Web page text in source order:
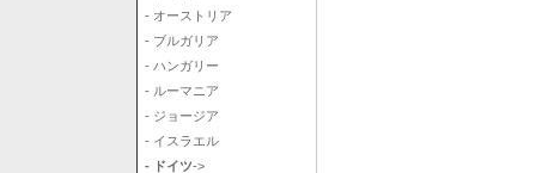
- オーストリア
- ブルガリア
- ハンガリー
- ルーマニア
- ジョージア
- イスラエル
- ドイツ->